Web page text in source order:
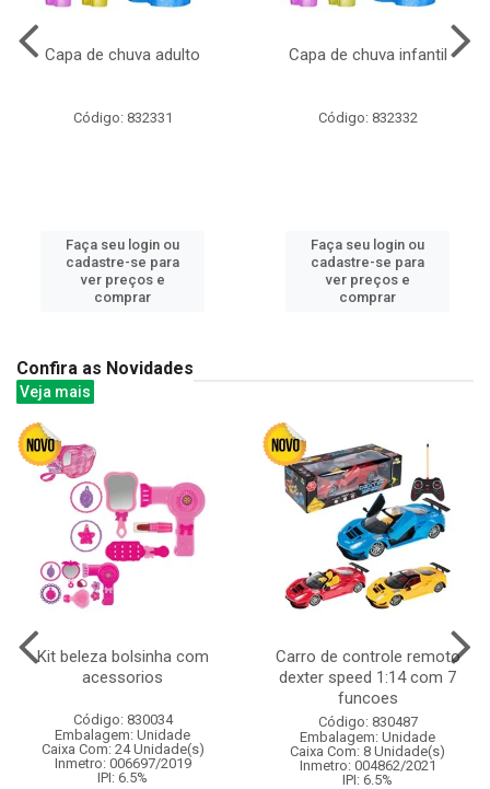
Capa de chuva adulto
Código: 832331
Faça seu login ou
cadastre-se para
ver preços e
comprar
Capa de chuva infantil
Código: 832332
Faça seu login ou
cadastre-se para
ver preços e
comprar
Confira as Novidades
Veja mais
Kit beleza bolsinha com
acessorios
Código: 830034
Embalagem: Unidade
Caixa Com: 24 Unidade(s)
Inmetro: 006697/2019
IPI: 6.5%
Carro de controle remoto
dexter speed 1:14 com 7
funcoes
Código: 830487
Embalagem: Unidade
Caixa Com: 8 Unidade(s)
Inmetro: 004862/2021
IPI: 6.5%